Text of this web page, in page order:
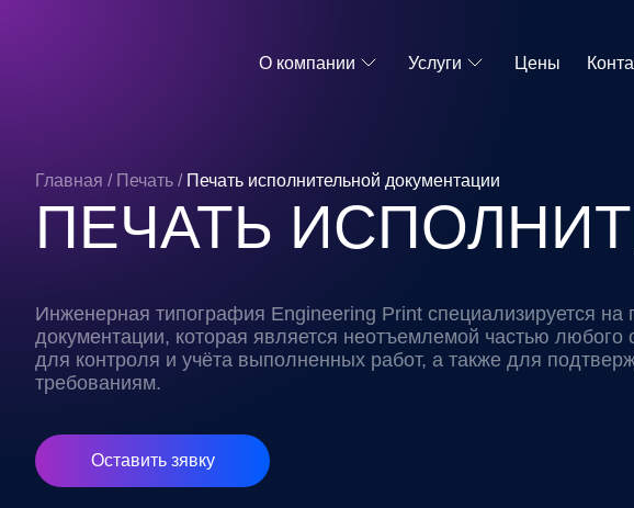
О компании Услуги Цены
Главная / Печать / Печать исполнительной документации
ПЕЧАТЬ
Инженерная типография Engineering Print специализируется на
документации, которая является неотъемлемой частью любого
для контроля и учёта выполненных работ, а также для
требованиям.
Оставить зявку